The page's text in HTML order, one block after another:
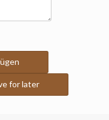
for later